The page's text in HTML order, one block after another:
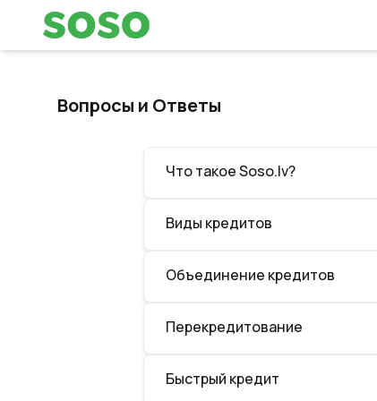
Вопросы и Ответы
Что такое Soso.lv?
Виды кредитов
Объединение кредитов
Перекредитование
Быстрый кредит